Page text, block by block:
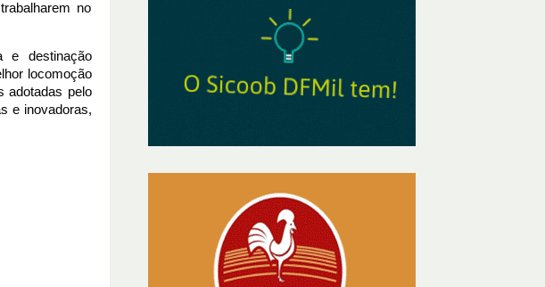
no
e destinação
locomoção
adotadas pelo
e inovadoras,